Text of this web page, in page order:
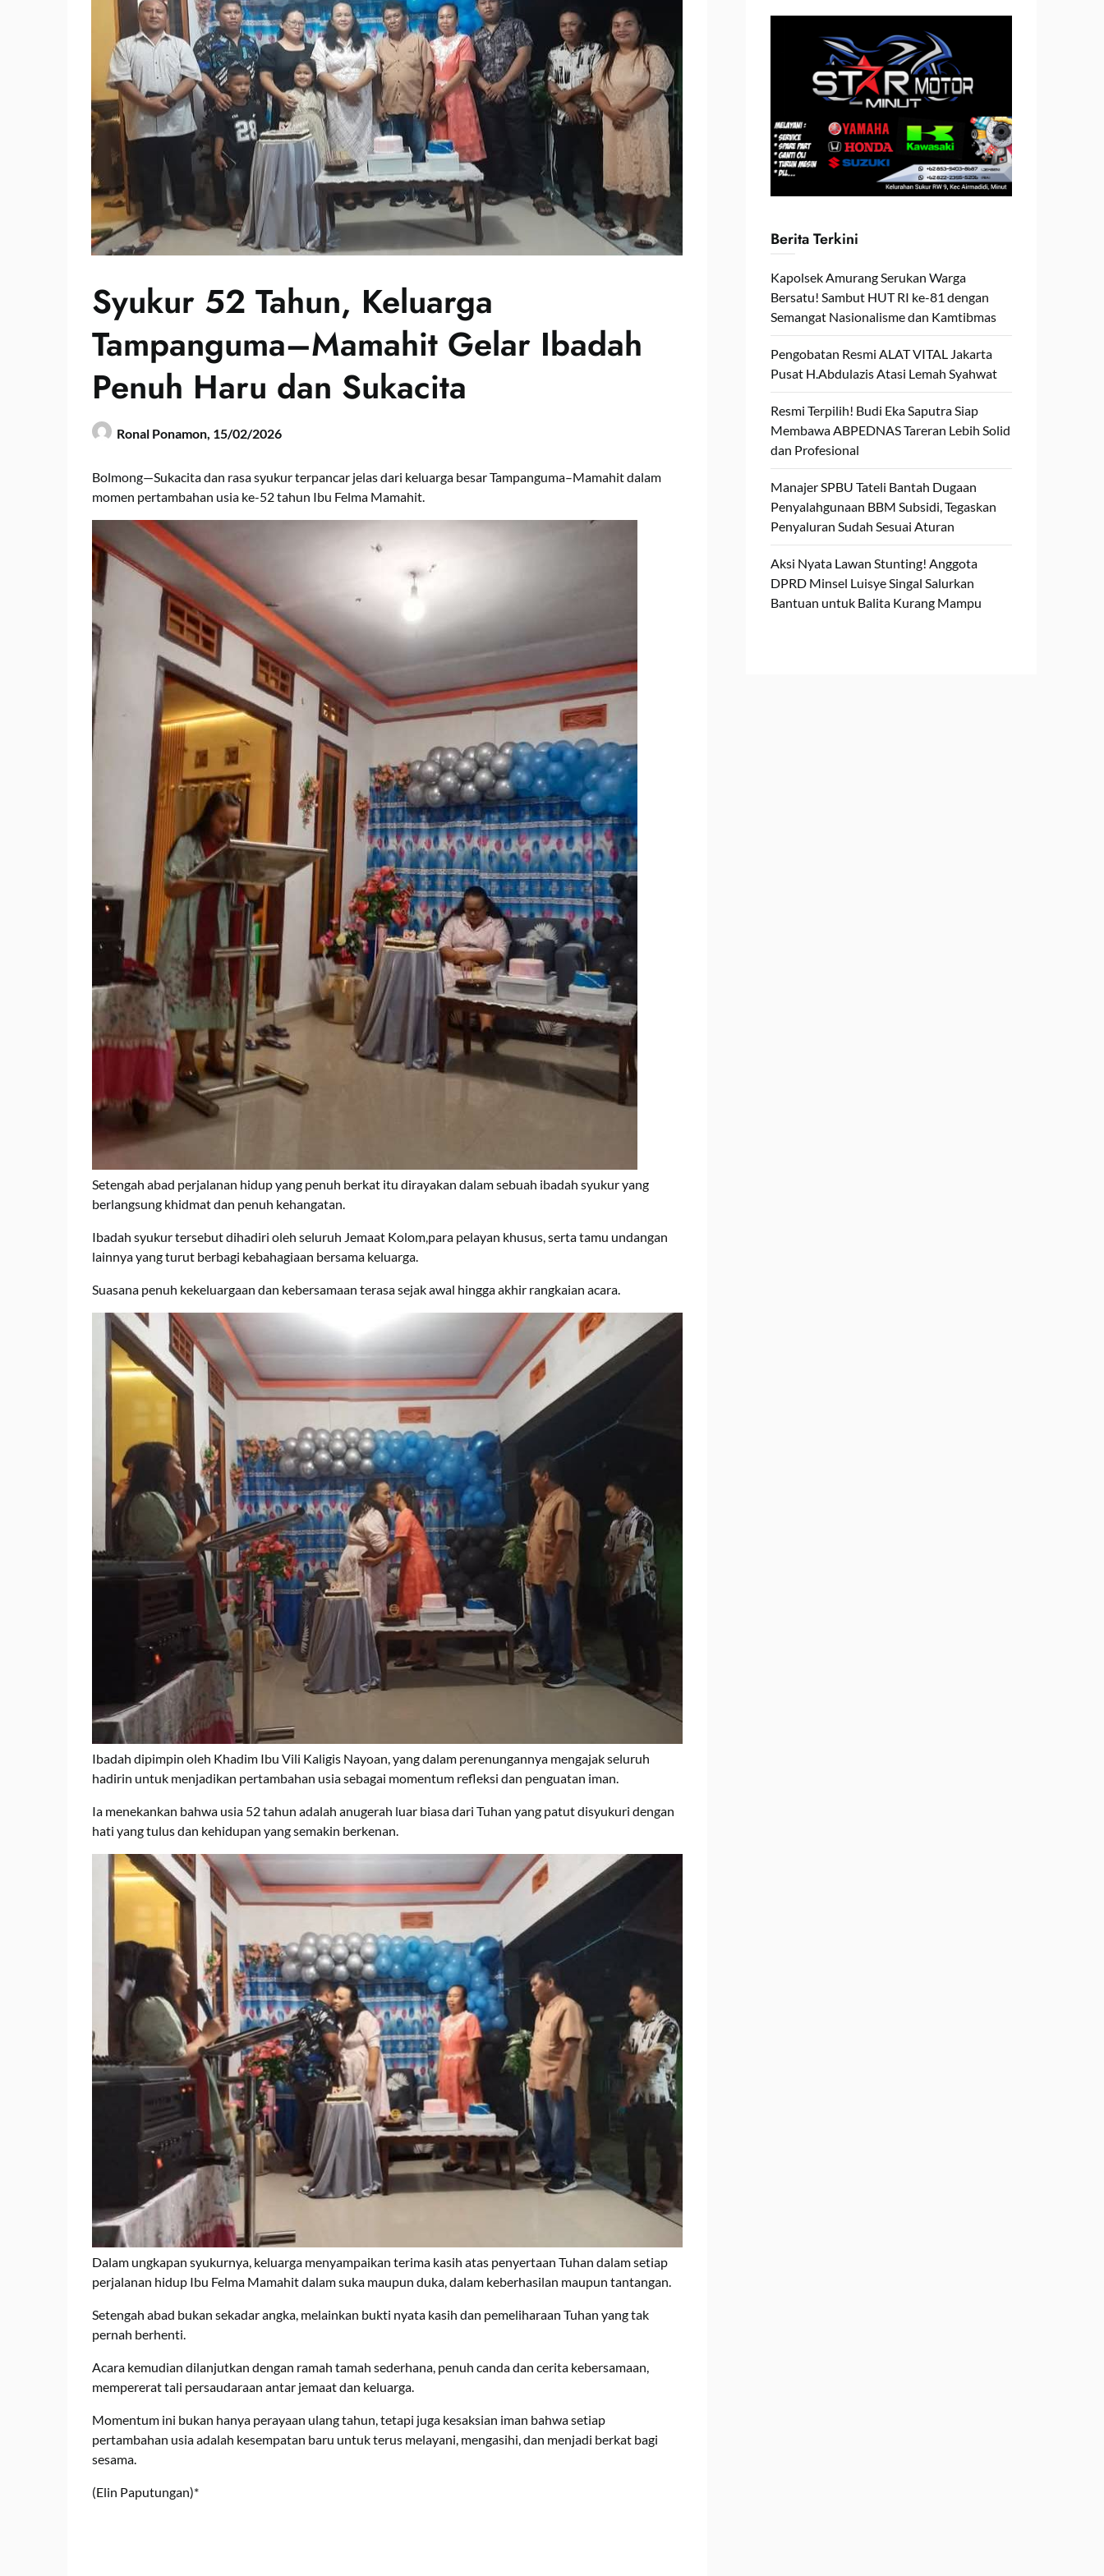
Syukur 52 Tahun, Keluarga
Tampanguma–Mamahit Gelar Ibadah
Penuh Haru dan Sukacita
Ronal Ponamon, 15/02/2026
Bolmong—Sukacita dan rasa syukur terpancar jelas dari keluarga besar Tampanguma–Mamahit dalam
momen pertambahan usia ke-52 tahun Ibu Felma Mamahit.
Setengah abad perjalanan hidup yang penuh berkat itu dirayakan dalam sebuah ibadah syukur yang
berlangsung khidmat dan penuh kehangatan.
Ibadah syukur tersebut dihadiri oleh seluruh Jemaat Kolom,para pelayan khusus, serta tamu undangan
lainnya yang turut berbagi kebahagiaan bersama keluarga.
Suasana penuh kekeluargaan dan kebersamaan terasa sejak awal hingga akhir rangkaian acara.
Ibadah dipimpin oleh Khadim Ibu Vili Kaligis Nayoan, yang dalam perenungannya mengajak seluruh
hadirin untuk menjadikan pertambahan usia sebagai momentum refleksi dan penguatan iman.
Ia menekankan bahwa usia 52 tahun adalah anugerah luar biasa dari Tuhan yang patut disyukuri dengan
hati yang tulus dan kehidupan yang semakin berkenan.
Dalam ungkapan syukurnya, keluarga menyampaikan terima kasih atas penyertaan Tuhan dalam setiap
perjalanan hidup Ibu Felma Mamahit dalam suka maupun duka, dalam keberhasilan maupun tantangan.
Setengah abad bukan sekadar angka, melainkan bukti nyata kasih dan pemeliharaan Tuhan yang tak
pernah berhenti.
Acara kemudian dilanjutkan dengan ramah tamah sederhana, penuh canda dan cerita kebersamaan,
mempererat tali persaudaraan antar jemaat dan keluarga.
Momentum ini bukan hanya perayaan ulang tahun, tetapi juga kesaksian iman bahwa setiap
pertambahan usia adalah kesempatan baru untuk terus melayani, mengasihi, dan menjadi berkat bagi
sesama.
(Elin Paputungan)*
Berita Terkini
Kapolsek Amurang Serukan Warga
Bersatu! Sambut HUT RI ke-81 dengan
Semangat Nasionalisme dan Kamtibmas
Pengobatan Resmi ALAT VITAL Jakarta
Pusat H.Abdulazis Atasi Lemah Syahwat
Resmi Terpilih! Budi Eka Saputra Siap
Membawa ABPEDNAS Tareran Lebih Solid
dan Profesional
Manajer SPBU Tateli Bantah Dugaan
Penyalahgunaan BBM Subsidi, Tegaskan
Penyaluran Sudah Sesuai Aturan
Aksi Nyata Lawan Stunting! Anggota
DPRD Minsel Luisye Singal Salurkan
Bantuan untuk Balita Kurang Mampu